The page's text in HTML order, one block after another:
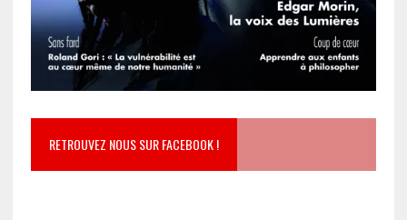
RETROUVEZ NOUS SUR FACEBOOK !